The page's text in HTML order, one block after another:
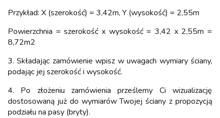
Przykład: X (szerokość) = 3,42m, Y (wysokość) = 2,55m
Powierzchnia = szerokość x wysokość = 3,42 x 2,55m =
8,72m2
3. Składając zamówienie wpisz w uwagach wymiary ściany,
podając jej szerokość i wysokość.
4. Po złożeniu zamówienia prześlemy Ci wizualizację
dostosowaną już do wymiarów Twojej ściany z propozycją
podziału na pasy (bryty).